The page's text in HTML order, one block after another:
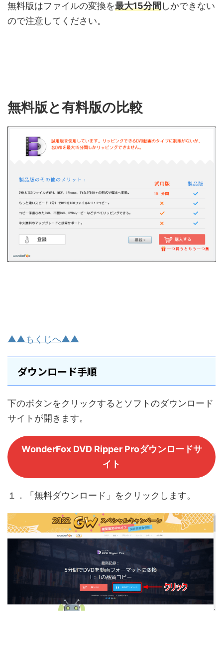
無料版はファイルの変換を最大15分間しかできない
ので注意してください。
無料版と有料版の比較
▲▲もくじへ▲▲
ダウンロード手順
下のボタンをクリックするとソフトのダウンロード
サイトが開きます。
WonderFox DVD Ripper Proダウンロードサ
イト
１．「無料ダウンロード」をクリックします。